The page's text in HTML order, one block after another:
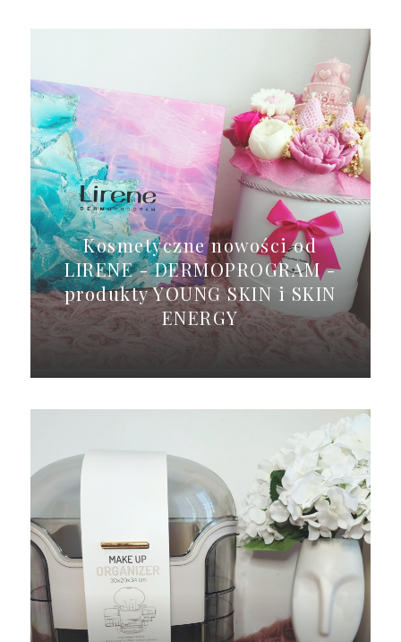
Kosmetyczne nowości od
LIRENE - DERMOPROGRAM -
produkty YOUNG SKIN i SKIN
ENERGY